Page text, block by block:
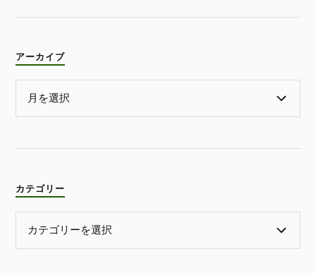
アーカイブ
カテゴリー